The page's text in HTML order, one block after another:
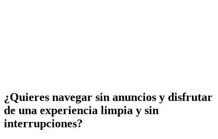
¿Quieres navegar sin anuncios y disfrutar
de una experiencia limpia y sin
interrupciones?